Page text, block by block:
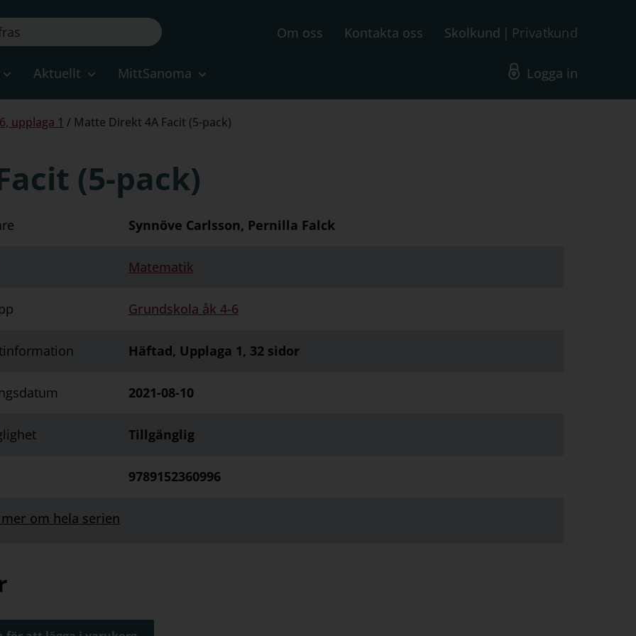
Om oss Kontakta oss Skolkund Privatkund
Aktuellt MittSanoma Logga in
upplaga 1 / Matte Direkt 4A Facit (5-pack)
(5-pack)
Synnöve Carlsson, Pernilla Falck
Matematik
Grundskola åk 4-6
Häftad, Upplaga 1, 32 sidor
2021-08-10
Tillgänglig
9789152360996
mer om hela serien